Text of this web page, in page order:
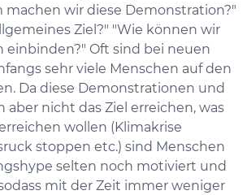
machen wir diese Demonstration?"
Ziel?" "Wie können wir
einbinden?" Oft sind bei neuen
sehr viele Menschen auf den
Da diese Demonstrationen und
aber nicht das Ziel erreichen, was
wollen (Klimakrise
stoppen etc.) sind Menschen
selten noch motiviert und
mit der Zeit immer weniger